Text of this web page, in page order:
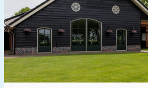
Freibad
Kinderanimation
Kindereinrichtungen im Park
Zugänglichkeit